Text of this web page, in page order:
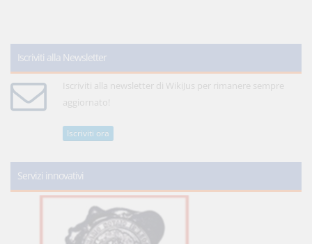
Iscriviti alla Newsletter
Iscriviti alla newsletter di WikiJus per rimanere sempre
aggiornato!
Iscriviti ora
Servizi innovativi